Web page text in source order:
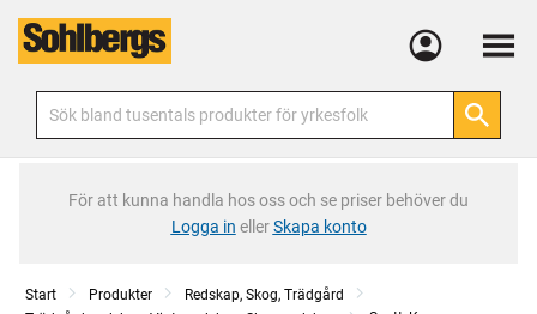
Meny
För att kunna handla hos oss och se priser behöver du
Logga in ellerSkapa konto
Start Produkter
Redskap, Skog, Trädgård